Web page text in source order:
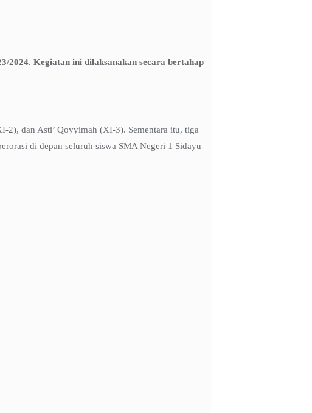
2024. Kegiatan ini dilaksanakan secara bertahap
dan Asti’ Qoyyimah (XI-3). Sementara itu, tiga
di depan seluruh siswa SMA Negeri 1 Sidayu